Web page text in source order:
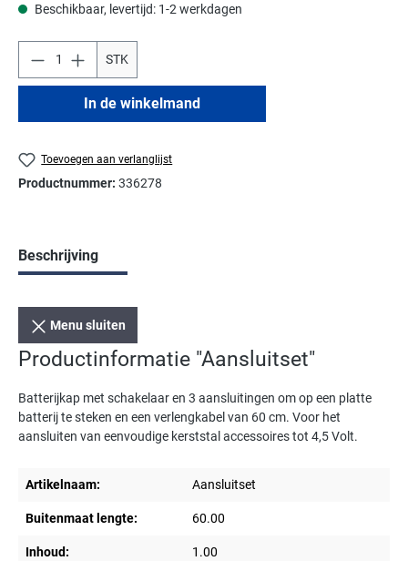
Beschikbaar, levertijd: 1-2 werkdagen
STK
In de winkelmand
Toevoegen aan verlanglijst
Productnummer: 336278
Beschrijving
Menu sluiten
Productinformatie "Aansluitset"
Batterijkap met schakelaar en 3 aansluitingen om op een platte
batterij te steken en een verlengkabel van 60 cm. Voor het
aansluiten van eenvoudige kerststal accessoires tot 4,5 Volt.
Artikelnaam: Aansluitset
Buitenmaat lengte: 60.00
Inhoud: 1.00